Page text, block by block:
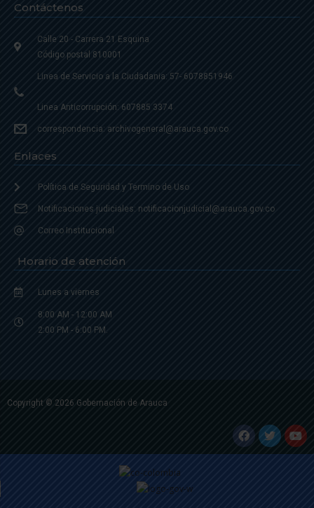
Contáctenos
Calle 20 - Carrera 21 Esquina
Código postal 810001
Linea de Servicio a la Ciudadania: 57- 6078851946
Linea Anticorrupción: 607885 3374
correspondencia: archivogeneral@arauca.gov.co
Enlaces
Política de Seguridad y Termino de Uso
Notificaciones judiciales: notificacionjudicial@arauca.gov.co
Correo Institucional
Horario de atención
Lunes a viernes
8:00 AM - 12:00 AM
2:00 PM - 6:00 PM.
Copyright © 2026 Gobernación de Arauca